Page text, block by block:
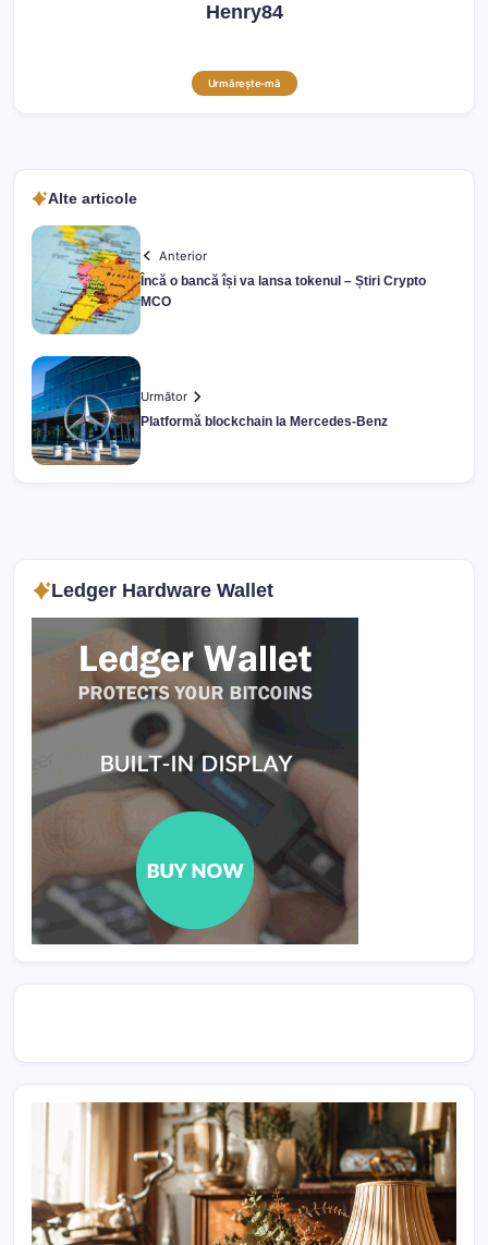
Henry84
Urmărește-mă
Alte articole
Anterior
Încă o bancă își va lansa tokenul – Știri Crypto
MCO
Următor
Platformă blockchain la Mercedes-Benz
Ledger Hardware Wallet